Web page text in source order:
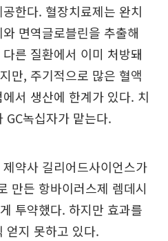
한다. 혈장치료제는 완치
면역글로블린을 추출해
른 질환에서 이미 처방돼
만, 주기적으로 많은 혈액
서 생산에 한계가 있다. 치
GC녹십자가 맡는다.
약사 길리어드사이언스가
만든 항바이러스제 렘데시
투약했다. 하지만 효과를
얻지 못하고 있다.